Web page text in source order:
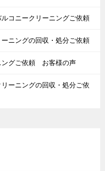
ルコニークリーニングご依頼
ーニングの回収・処分ご依頼
ングご依頼 お客様の声
ーニングの回収・処分ご依